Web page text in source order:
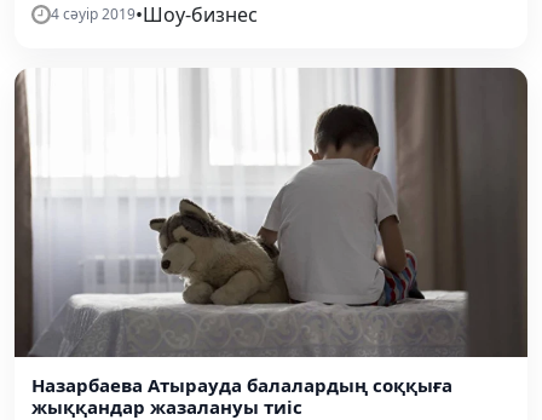
4 сәуір 2019•Шоу-бизнес
Назарбаева Атырауда балалардың соққыға
жыққандар жазалануы тиіс